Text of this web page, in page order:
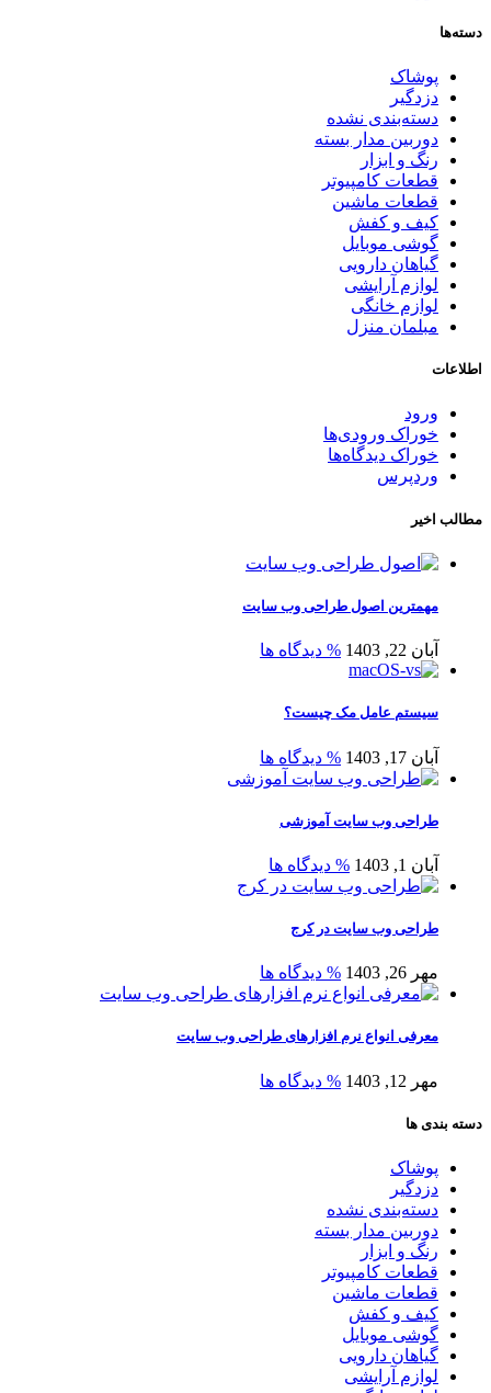
دسته‌ها
پوشاک
دزدگیر
دسته‌بندی نشده
دوربین مدار بسته
رنگ و ابزار
قطعات کامپیوتر
قطعات ماشین
کیف و کفش
گوشی موبایل
گیاهان دارویی
لوازم آرایشی
لوازم خانگی
مبلمان منزل
اطلاعات
ورود
خوراک ورودی‌ها
خوراک دیدگاه‌ها
وردپرس
مطالب اخیر
مهمترین اصول طراحی وب سایت
آبان 22, 1403 % دیدگاه ها
سیستم عامل مک چیست؟
آبان 17, 1403 % دیدگاه ها
طراحی وب سایت آموزشی
آبان 1, 1403 % دیدگاه ها
طراحی وب سایت در کرج
مهر 26, 1403 % دیدگاه ها
معرفی انواع نرم افزارهای طراحی وب سایت
مهر 12, 1403 % دیدگاه ها
دسته بندی ها
پوشاک
دزدگیر
دسته‌بندی نشده
دوربین مدار بسته
رنگ و ابزار
قطعات کامپیوتر
قطعات ماشین
کیف و کفش
گوشی موبایل
گیاهان دارویی
لوازم آرایشی